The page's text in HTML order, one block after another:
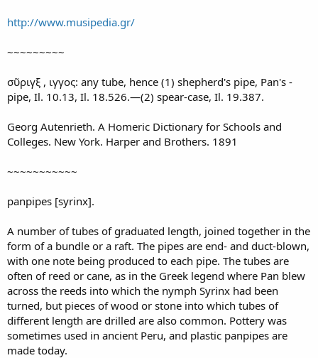
http://www.musipedia.gr/
~~~~~~~~~
σῦριγξ , ιγγος: any tube, hence (1) shepherd's pipe, Pan's -
pipe, Il. 10.13, Il. 18.526.—(2) spear-case, Il. 19.387.
Georg Autenrieth. A Homeric Dictionary for Schools and
Colleges. New York. Harper and Brothers. 1891
~~~~~~~~~~~
panpipes [syrinx].
A number of tubes of graduated length, joined together in the
form of a bundle or a raft. The pipes are end- and duct-blown,
with one note being produced to each pipe. The tubes are
often of reed or cane, as in the Greek legend where Pan blew
across the reeds into which the nymph Syrinx had been
turned, but pieces of wood or stone into which tubes of
different length are drilled are also common. Pottery was
sometimes used in ancient Peru, and plastic panpipes are
made today.